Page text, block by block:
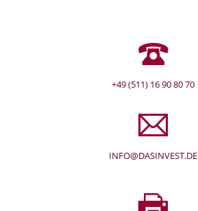
+49 (511) 16 90 80 70
INFO@DASINVEST.DE